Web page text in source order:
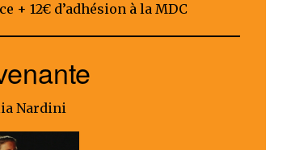
+ 12€ d’adhésion à la MDC
Nardini